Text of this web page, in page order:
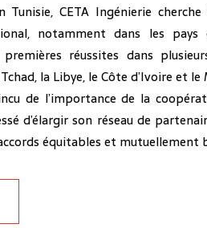
CETA Ingénierie
notamment dans les pays
premières réussites dans
la Libye, le Côte d’Ivoire et le
de l’importance de la
d’élargir son réseau de
équitables et mutuellement